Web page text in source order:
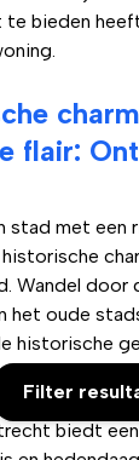
Filter
bieden
flair:
stad met een
Wandel door
het oude
historische
de
op de
biedt een